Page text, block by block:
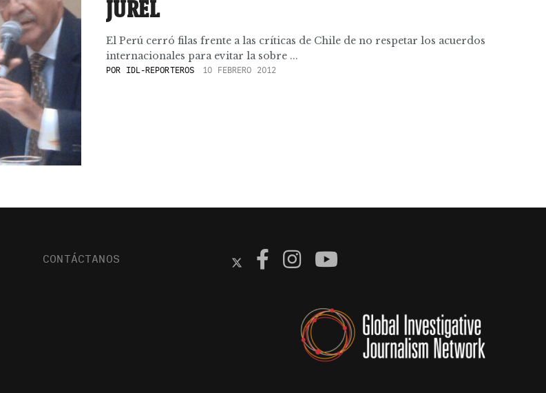
JUREL
El Perú cerró filas frente a las críticas de Chile de no respetar los acuerdos
internacionales para evitar la sobre ...
POR IDL-REPORTEROS 10 FEBRERO 2012
CONTÁCTANOS